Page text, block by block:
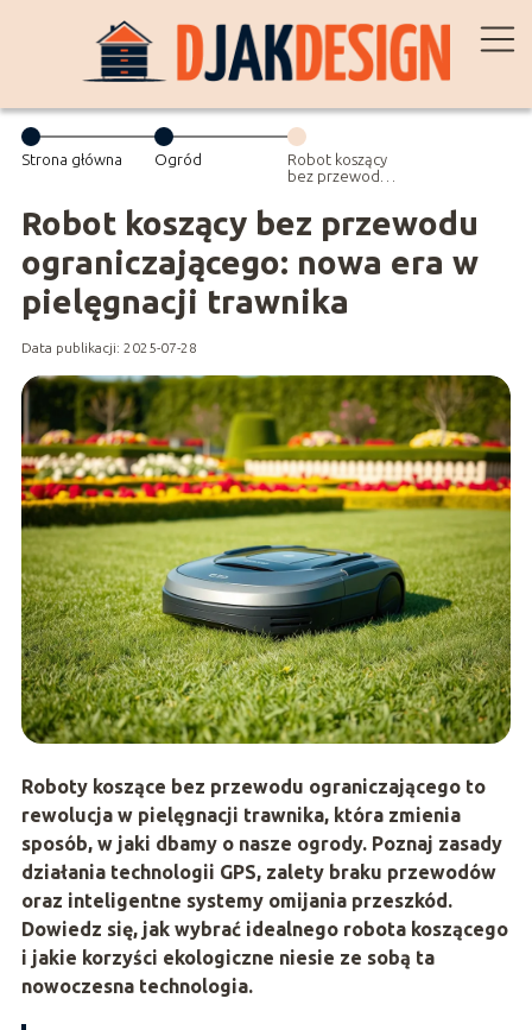
Strona główna Ogród
Robot koszący
bez przewodu
pielęgnacji
trawnika
Robot koszący bez przewodu
ograniczającego: nowa era w
pielęgnacji trawnika
Data publikacji: 2025-07-28
Roboty koszące bez przewodu ograniczającego to
rewolucja w pielęgnacji trawnika, która zmienia
sposób, w jaki dbamy o nasze ogrody. Poznaj zasady
działania technologii GPS, zalety braku przewodów
oraz inteligentne systemy omijania przeszkód.
Dowiedz się, jak wybrać idealnego robota koszącego
i jakie korzyści ekologiczne niesie ze sobą ta
nowoczesna technologia.